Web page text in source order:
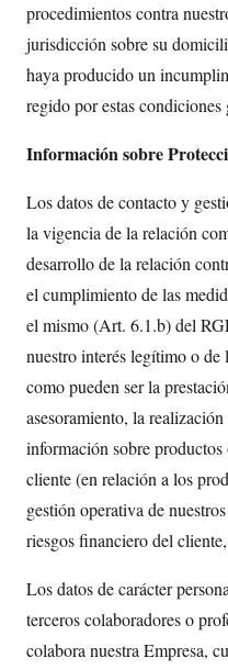
procedimientos contra
jurisdicción sobre su
haya producido un
regido por estas condiciones
Información sobre
Los datos de contacto y
la vigencia de la relación
desarrollo de la relación
el cumplimiento de las
el mismo (Art. 6.1.b) del
nuestro interés legítimo o de
como pueden ser la
asesoramiento, la
información sobre
cliente (en relación a los
gestión operativa de
riesgos financiero del
Los datos de carácter
terceros colaboradores o
colabora nuestra Empresa,